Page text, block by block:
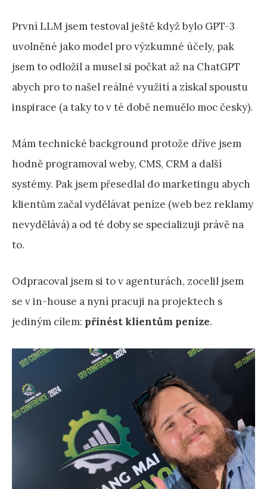
První LLM jsem testoval ještě když bylo GPT-3
uvolněné jako model pro výzkumné účely, pak
jsem to odložil a musel si počkat až na ChatGPT
abych pro to našel reálné využití a získal spoustu
inspirace (a taky to v té době nemuělo moc česky).
Mám technické background protože dříve jsem
hodně programoval weby, CMS, CRM a další
systémy. Pak jsem přesedlal do marketingu abych
klientům začal vydělávat peníze (web bez reklamy
nevydělává) a od té doby se specializuji právě na
to.
Odpracoval jsem si to v agenturách, zocelil jsem
se v in-house a nyní pracuji na projektech s
jediným cílem: přinést klientům peníze.